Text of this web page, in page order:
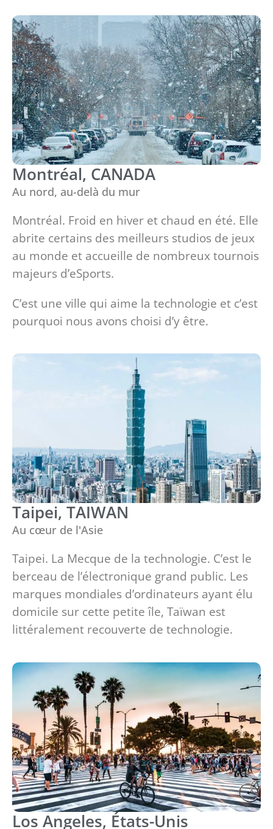
Montréal, CANADA
Au nord, au-delà du mur
Montréal. Froid en hiver et chaud en été. Elle
abrite certains des meilleurs studios de jeux
au monde et accueille de nombreux tournois
majeurs d’eSports.
C’est une ville qui aime la technologie et c’est
pourquoi nous avons choisi d’y être.
Taipei, TAIWAN
Au cœur de l'Asie
Taipei. La Mecque de la technologie. C’est le
berceau de l’électronique grand public. Les
marques mondiales d’ordinateurs ayant élu
domicile sur cette petite île, Taïwan est
littéralement recouverte de technologie.
Los Angeles, États-Unis